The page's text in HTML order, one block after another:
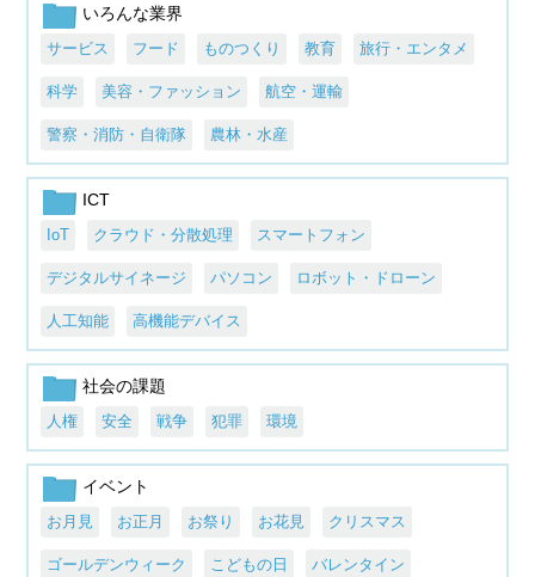
いろんな業界
サービス フード ものつくり 教育 旅行・エンタメ
科学 美容・ファッション 航空・運輸
警察・消防・自衛隊 農林・水産
ICT
IoT クラウド・分散処理 スマートフォン
デジタルサイネージ パソコン ロボット・ドローン
人工知能 高機能デバイス
社会の課題
人権 安全 戦争 犯罪 環境
イベント
お月見 お正月 お祭り お花見 クリスマス
ゴールデンウィーク こどもの日 バレンタイン